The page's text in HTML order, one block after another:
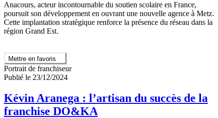
Anacours, acteur incontournable du soutien scolaire en France,
poursuit son développement en ouvrant une nouvelle agence à Metz.
Cette implantation stratégique renforce la présence du réseau dans la
région Grand Est.
Mettre en favoris
Portrait de franchiseur
Publié le 23/12/2024
Kévin Aranega : l’artisan du succès de la
franchise DO&KA